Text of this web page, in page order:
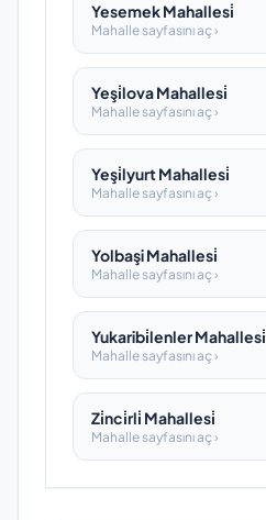
Yesemek Mahallesi̇
Mahalle sayfasını aç ›
Yeşi̇lova Mahallesi̇
Mahalle sayfasını aç ›
Yeşi̇lyurt Mahallesi̇
Mahalle sayfasını aç ›
Yolbaşi Mahallesi̇
Mahalle sayfasını aç ›
Yukaribi̇lenler Mahallesi̇
Mahalle sayfasını aç ›
Zi̇nci̇rli̇ Mahallesi̇
Mahalle sayfasını aç ›